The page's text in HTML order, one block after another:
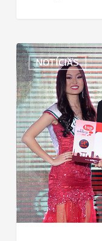
NOTÍCIAS
Top
Nikkey
2018:
Uniodonto
é
a
marca
de
plano
odontológico
mais
lembrada